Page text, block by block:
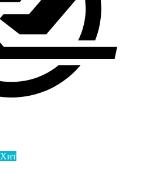
Хит